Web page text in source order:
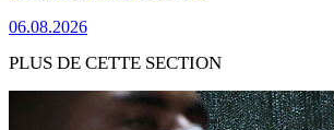
06.08.2026
PLUS DE CETTE SECTION